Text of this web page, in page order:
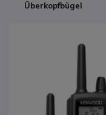
Überkopfbügel